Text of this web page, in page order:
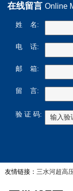
在线留言 Online
姓 名:
电 话:
邮 箱:
留 言:
验 证 码:
友情链接： 三水河超高